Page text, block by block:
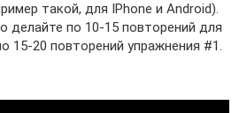
такой, для IPhone и Android).
делайте по 10-15 повторений для
15-20 повторений упражнения #1.